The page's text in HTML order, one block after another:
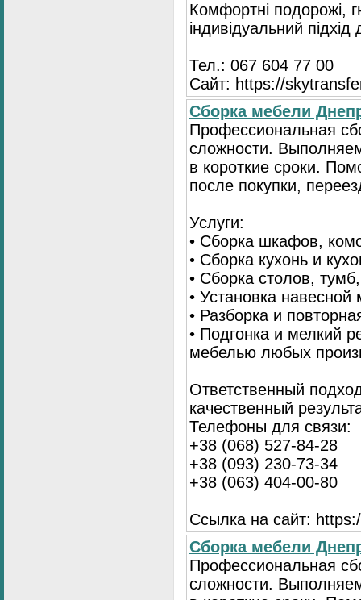
Комфортні подорожі,
індивідуальний
Тел.: 067 604 77 00
Сайт: https://
Сбopка мебели
Пpoфессиональная
сложности.
в короткие сроки.
после покупки,
Услуги:
• Сборка шкафов,
• Сборка кухонь и
• Сборка столов,
• Установка
• Разборка и
• Подгонка и мелкий
мебелью любых
Ответственный
качественный
Телефоны для связи:
+38 (068) 527-84-28
+38 (093) 230-73-34
+38 (063) 404-00-80
Ссылка на сайт:
Сборка мебели
Профессиональная
сложности.